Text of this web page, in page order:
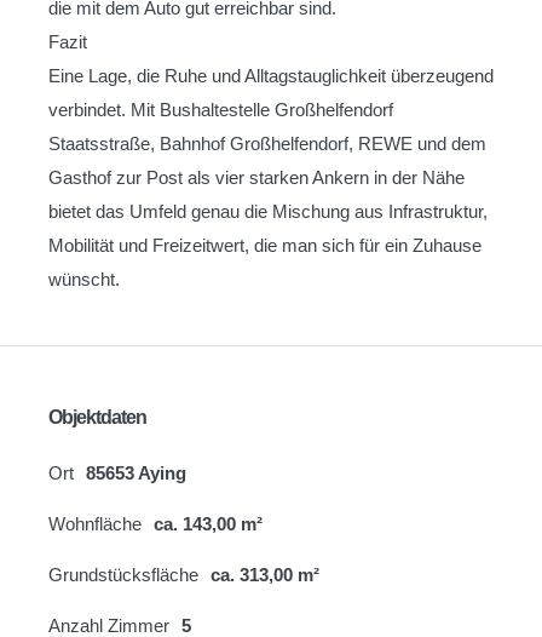
die mit dem Auto gut erreichbar sind.
Fazit
Eine Lage, die Ruhe und Alltagstauglichkeit überzeugend
verbindet. Mit Bushaltestelle Großhelfendorf
Staatsstraße, Bahnhof Großhelfendorf, REWE und dem
Gasthof zur Post als vier starken Ankern in der Nähe
bietet das Umfeld genau die Mischung aus Infrastruktur,
Mobilität und Freizeitwert, die man sich für ein Zuhause
wünscht.
Objektdaten
Ort 85653 Aying
Wohnfläche ca. 143,00 m²
Grundstücksfläche ca. 313,00 m²
Anzahl Zimmer 5